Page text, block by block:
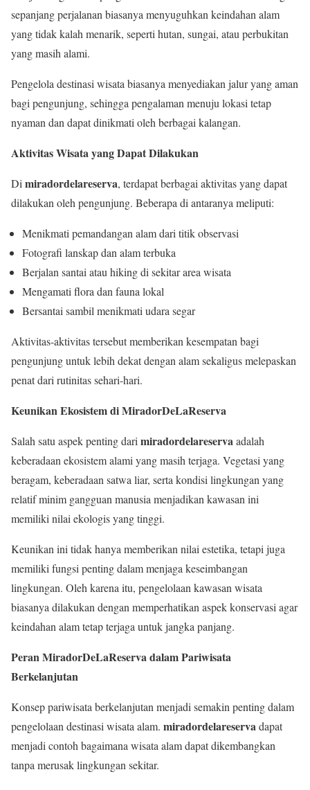
sepanjang perjalanan biasanya menyuguhkan keindahan alam
yang tidak kalah menarik, seperti hutan, sungai, atau perbukitan
yang masih alami.
Pengelola destinasi wisata biasanya menyediakan jalur yang aman
bagi pengunjung, sehingga pengalaman menuju lokasi tetap
nyaman dan dapat dinikmati oleh berbagai kalangan.
Aktivitas Wisata yang Dapat Dilakukan
Di miradordelareserva, terdapat berbagai aktivitas yang dapat
dilakukan oleh pengunjung. Beberapa di antaranya meliputi:
Menikmati pemandangan alam dari titik observasi
Fotografi lanskap dan alam terbuka
Berjalan santai atau hiking di sekitar area wisata
Mengamati flora dan fauna lokal
Bersantai sambil menikmati udara segar
Aktivitas-aktivitas tersebut memberikan kesempatan bagi
pengunjung untuk lebih dekat dengan alam sekaligus melepaskan
penat dari rutinitas sehari-hari.
Keunikan Ekosistem di MiradorDeLaReserva
Salah satu aspek penting dari miradordelareservaadalah
keberadaan ekosistem alami yang masih terjaga. Vegetasi yang
beragam, keberadaan satwa liar, serta kondisi lingkungan yang
relatif minim gangguan manusia menjadikan kawasan ini
memiliki nilai ekologis yang tinggi.
Keunikan ini tidak hanya memberikan nilai estetika, tetapi juga
memiliki fungsi penting dalam menjaga keseimbangan
lingkungan. Oleh karena itu, pengelolaan kawasan wisata
biasanya dilakukan dengan memperhatikan aspek konservasi agar
keindahan alam tetap terjaga untuk jangka panjang.
Peran MiradorDeLaReserva dalam Pariwisata
Berkelanjutan
Konsep pariwisata berkelanjutan menjadi semakin penting dalam
pengelolaan destinasi wisata alam. miradordelareservadapat
menjadi contoh bagaimana wisata alam dapat dikembangkan
tanpa merusak lingkungan sekitar.